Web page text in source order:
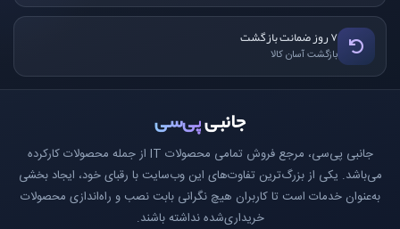
۷ روز ضمانت بازگشت
بازگشت آسان کالا
جانبیپی‌سی
جانبی پی‌سی، مرجع فروش تمامی محصولات IT از جمله محصولات کارکرده
می‌باشد. یکی از بزرگ‌ترین تفاوت‌های این وب‌سایت با رقبای خود، ایجاد بخشی
به‌عنوان خدمات است تا کاربران هیچ نگرانی بابت نصب و راه‌اندازی محصولات
خریداری‌شده نداشته باشند.